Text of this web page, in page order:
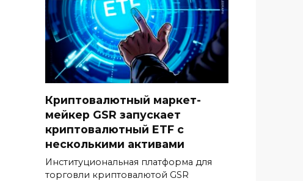
Криптовалютный маркет-
мейкер GSR запускает
криптовалютный ETF с
несколькими активами
Институциональная платформа для
торговли криптовалютой GSR